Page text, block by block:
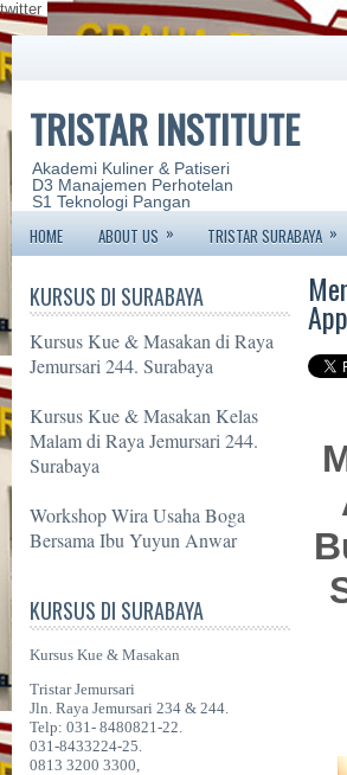
twitter
TRISTAR INSTITUTE
Akademi Kuliner & Patiseri
D3 Manajemen Perhotelan
S1 Teknologi Pangan
HOME ABOUT US » TRISTAR SURABAYA »
KURSUS DI SURABAYA
Kursus Kue & Masakan di Raya
Jemursari 244. Surabaya
Kursus Kue & Masakan Kelas
Malam di Raya Jemursari 244.
Surabaya
Workshop Wira Usaha Boga
Bersama Ibu Yuyun Anwar
KURSUS DI SURABAYA
Kursus Kue & Masakan
Tristar Jemursari
Jln. Raya Jemursari 234 & 244.
Telp: 031- 8480821-22.
031-8433224-25.
0813 3200 3300,